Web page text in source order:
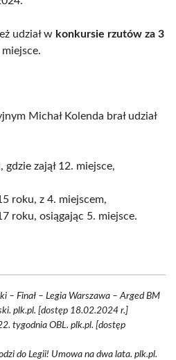
udział w konkursie rzutów za 3
miejsce.
Michał Kolenda brał udział
zajął 12. miejsce,
roku, z 4. miejscem,
roku, osiągając 5. miejsce.
– Finał – Legia Warszawa – Arged BM
plk.pl. [dostęp 18.02.2024 r.]
tygodnia OBL. plk.pl. [dostęp
do Legii! Umowa na dwa lata. plk.pl.